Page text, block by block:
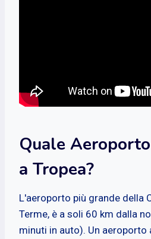
Quale
a Tropea?
L'aeroporto più grande della
Terme, è a soli 60 km dalla
minuti in auto). Un aeroporto